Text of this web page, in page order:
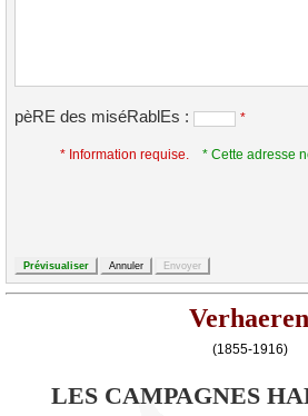
pèRE des miséRablEs : *
* Information requise.
* Cette adresse
Verhaeren
(1855-1916)
LES CAMPAGNES